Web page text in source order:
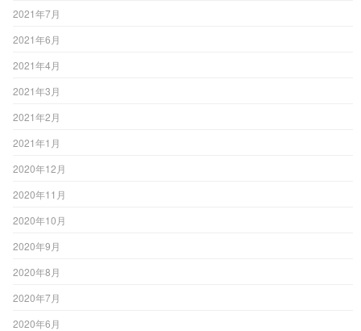
2021年7月
2021年6月
2021年4月
2021年3月
2021年2月
2021年1月
2020年12月
2020年11月
2020年10月
2020年9月
2020年8月
2020年7月
2020年6月